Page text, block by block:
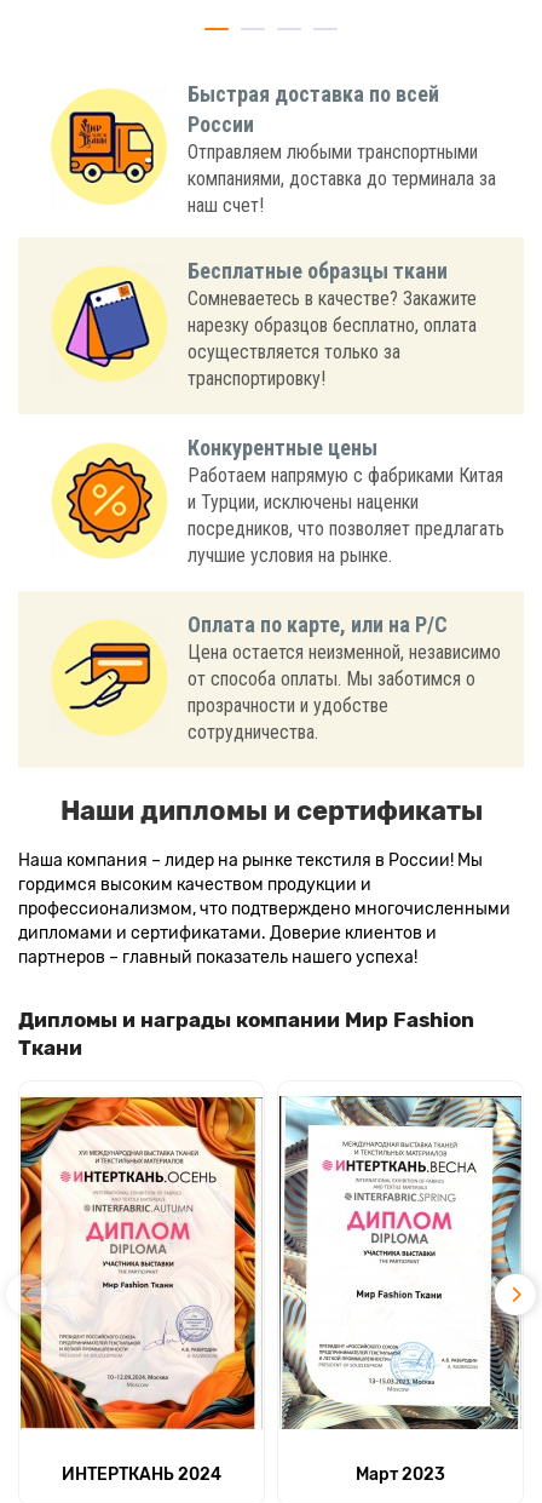
Быстрая доставка по всей
России
Отправляем любыми транспортными
компаниями, доставка до терминала за
наш счет!
Бесплатные образцы ткани
Сомневаетесь в качестве? Закажите
нарезку образцов бесплатно, оплата
осуществляется только за
транспортировку!
Конкурентные цены
Работаем напрямую с фабриками Китая
и Турции, исключены наценки
посредников, что позволяет предлагать
лучшие условия на рынке.
Оплата по карте, или на Р/С
Цена остается неизменной, независимо
от способа оплаты. Мы заботимся о
прозрачности и удобстве
сотрудничества.
Наши дипломы и сертификаты
Наша компания – лидер на рынке текстиля в России! Мы
гордимся высоким качеством продукции и
профессионализмом, что подтверждено многочисленными
дипломами и сертификатами. Доверие клиентов и
партнеров – главный показатель нашего успеха!
Дипломы и награды компании Мир Fashion
Ткани
ИНТЕРТКАНЬ 2024 Март 2023